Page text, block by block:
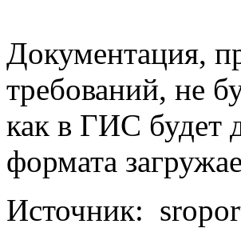
Документация,
требований, не
как в ГИС будет
формата
Источник: